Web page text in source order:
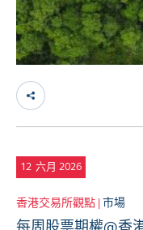
12 六月 2026
香港交易所觀點 |市場
每周股票期權@香